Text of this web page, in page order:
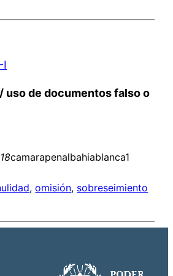
I
uso de documentos falso o
camarapenalbahiablanca1
, omisión, sobreseimiento